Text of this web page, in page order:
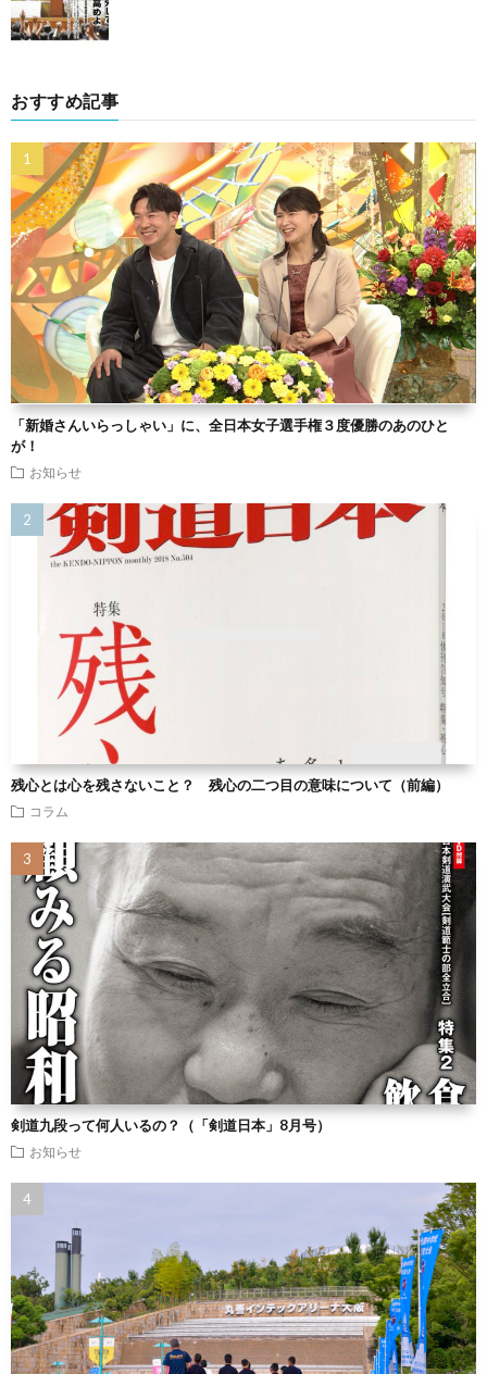
おすすめ記事
「新婚さんいらっしゃい」に、全日本女子選手権３度優勝のあのひと
が！
お知らせ
残心とは心を残さないこと？ 残心の二つ目の意味について（前編）
コラム
剣道九段って何人いるの？（「剣道日本」8月号）
お知らせ